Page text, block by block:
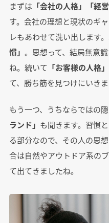
まずは 「会社の人格」「経
す。会社の理想と現状のギ
レもあわせて洗い出します
慣」 。思想って、結局無意
ね。続いて 「お客様の人格
て、勝ち筋を見つけにいきま
もう一つ、うちならではの
ランド」 も聞きます。習慣
る部分なので、その人の思
合は自然やアウトドア系の
て出てきましたね。